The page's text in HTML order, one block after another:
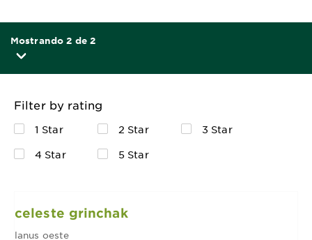
Mostrando 2 de 2
Filter by rating
1 Star 2 Star
3 Star
4 Star
5 Star
celeste grinchak
lanus oeste